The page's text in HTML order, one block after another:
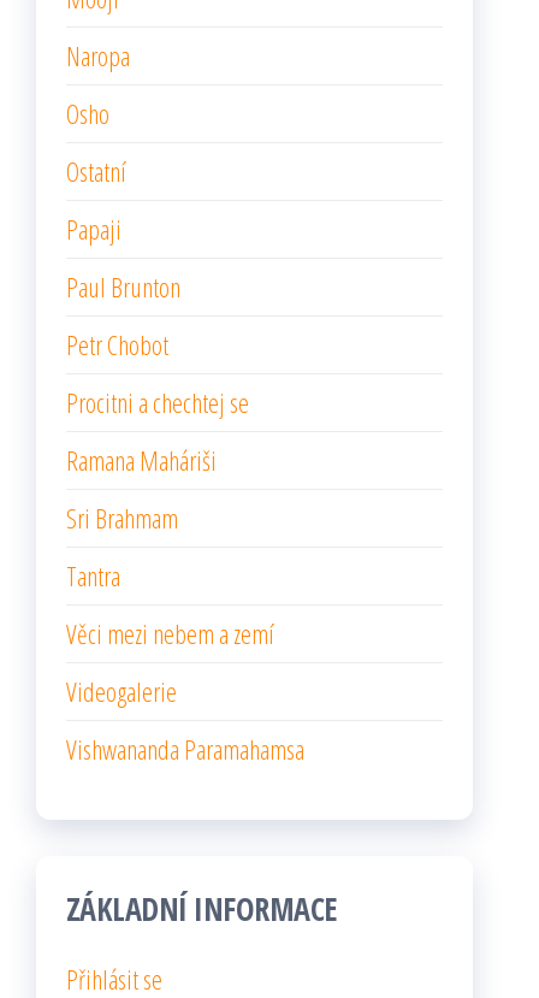
Naropa
Osho
Ostatní
Papaji
Paul Brunton
Petr Chobot
Procitni a chechtej se
Ramana Maháriši
Sri Brahmam
Tantra
Věci mezi nebem a zemí
Videogalerie
Vishwananda Paramahamsa
ZÁKLADNÍ INFORMACE
Přihlásit se